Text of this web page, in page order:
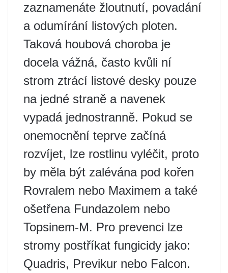
zaznamenáte žloutnutí, povadání
a odumírání listových ploten.
Taková houbová choroba je
docela vážná, často kvůli ní
strom ztrácí listové desky pouze
na jedné straně a navenek
vypadá jednostranně. Pokud se
onemocnění teprve začíná
rozvíjet, lze rostlinu vyléčit, proto
by měla být zalévána pod kořen
Rovralem nebo Maximem a také
ošetřena Fundazolem nebo
Topsinem-M. Pro prevenci lze
stromy postříkat fungicidy jako:
Quadris, Previkur nebo Falcon.